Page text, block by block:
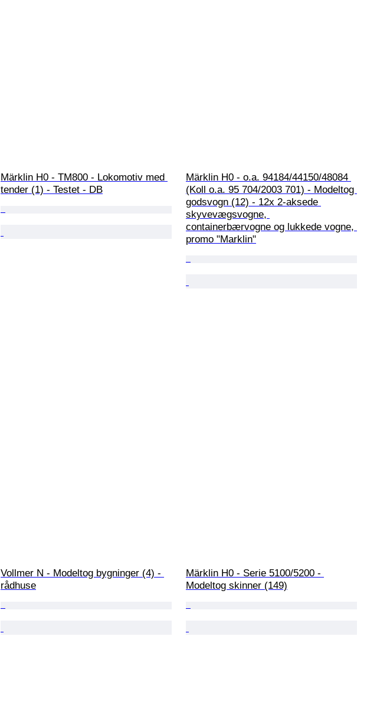
Märklin H0 - TM800 - Lokomotiv med
tender (1) - Testet - DB
Märklin H0 - o.a. 94184/44150/48084
(Koll o.a. 95 704/2003 701) - Modeltog
godsvogn (12) - 12x 2-aksede
skyvevægsvogne,
containerbærvogne og lukkede vogne,
promo "Marklin"
Vollmer N - Modeltog bygninger (4) -
rådhuse
Märklin H0 - Serie 5100/5200 -
Modeltog skinner (149)